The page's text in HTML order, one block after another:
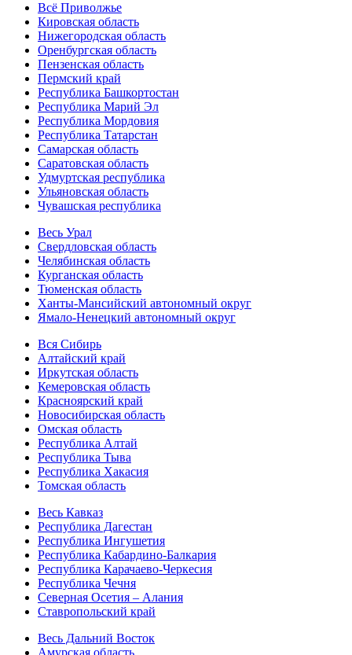
Всё Приволжье
Кировская область
Нижегородская область
Оренбургская область
Пензенская область
Пермский край
Республика Башкортостан
Республика Марий Эл
Республика Мордовия
Республика Татарстан
Самарская область
Саратовская область
Удмуртская республика
Ульяновская область
Чувашская республика
Весь Урал
Свердловская область
Челябинская область
Курганская область
Тюменская область
Ханты-Мансийский автономный округ
Ямало-Ненецкий автономный округ
Вся Сибирь
Алтайский край
Иркутская область
Кемеровская область
Красноярский край
Новосибирская область
Омская область
Республика Алтай
Республика Тыва
Республика Хакасия
Томская область
Весь Кавказ
Республика Дагестан
Республика Ингушетия
Республика Кабардино-Балкария
Республика Карачаево-Черкесия
Республика Чечня
Северная Осетия – Алания
Ставропольский край
Весь Дальний Восток
Амурская область